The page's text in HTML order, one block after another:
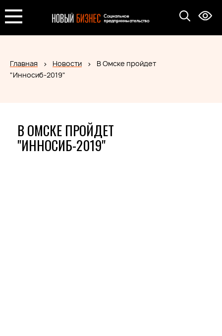
Главная Новости
В Омске пройдет
"Инносиб-2019"
В ОМСКЕ ПРОЙДЕТ
"ИННОСИБ-2019"